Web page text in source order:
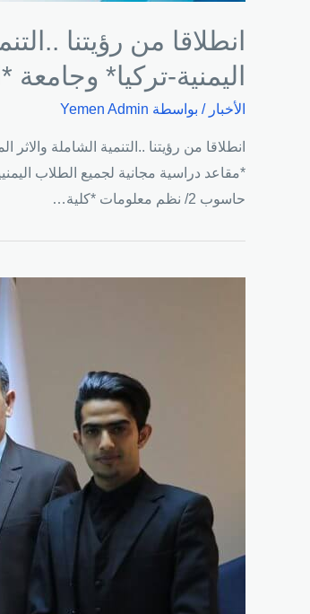
انطلاقا من رؤيتنا
اليمنية-تركيا* وجامعة *Sakarya Üniversitesi*
الأخبار / بواسطة Yemen Admin
حاسوب 2/ نظم معلومات *كلية…